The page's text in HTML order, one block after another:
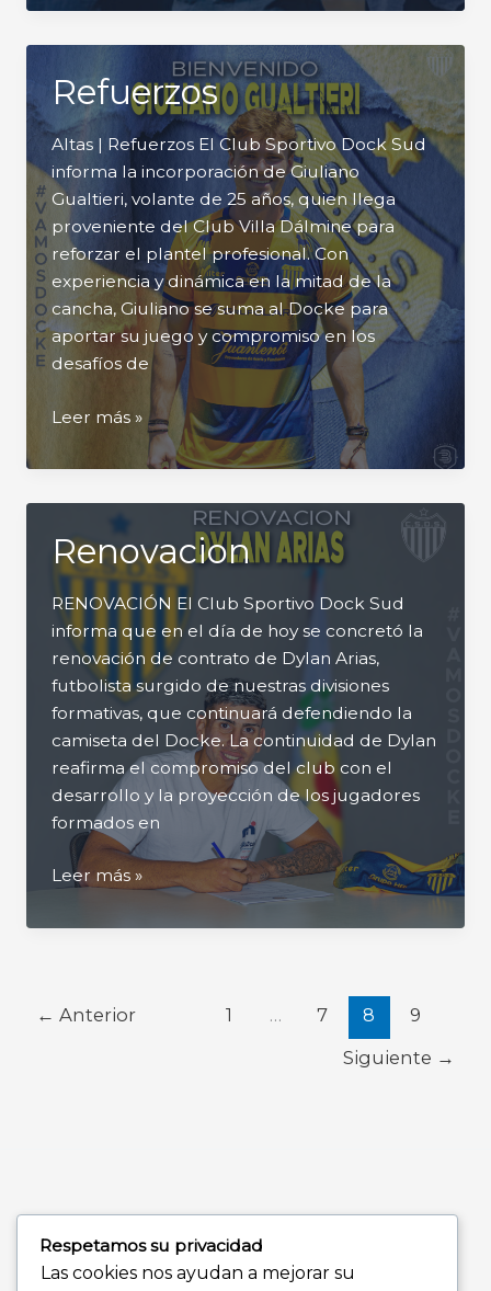
de
Refuerzos
Altas | Refuerzos El Club Sportivo Dock Sud
informa la incorporación de Giuliano
Gualtieri, volante de 25 años, quien llega
proveniente del Club Villa Dálmine para
reforzar el plantel profesional. Con
experiencia y dinámica en la mitad de la
cancha, Giuliano se suma al Docke para
aportar su juego y compromiso en los
desafíos de
Refuerzos
Leer más »
Renovacion
RENOVACIÓN El Club Sportivo Dock Sud
informa que en el día de hoy se concretó la
renovación de contrato de Dylan Arias,
futbolista surgido de nuestras divisiones
formativas, que continuará defendiendo la
camiseta del Docke. La continuidad de Dylan
reafirma el compromiso del club con el
desarrollo y la proyección de los jugadores
formados en
Renovacion
Leer más »
← Anterior 1 … 7 8
9
Siguiente →
Respetamos su privacidad
Las cookies nos ayudan a mejorar su